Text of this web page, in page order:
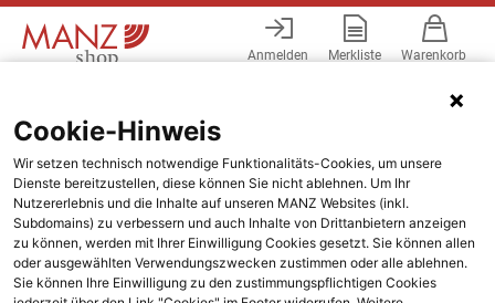
Anmelden Merkliste Warenkorb
Cookie-Hinweis
Wir setzen technisch notwendige Funktionalitäts-Cookies, um unsere
Dienste bereitzustellen, diese können Sie nicht ablehnen. Um Ihr
Nutzererlebnis und die Inhalte auf unseren MANZ Websites (inkl.
Subdomains) zu verbessern und auch Inhalte von Drittanbietern anzeigen
zu können, werden mit Ihrer Einwilligung Cookies gesetzt. Sie können allen
oder ausgewählten Verwendungszwecken zustimmen oder alle ablehnen.
Sie können Ihre Einwilligung zu den zustimmungspflichtigen Cookies